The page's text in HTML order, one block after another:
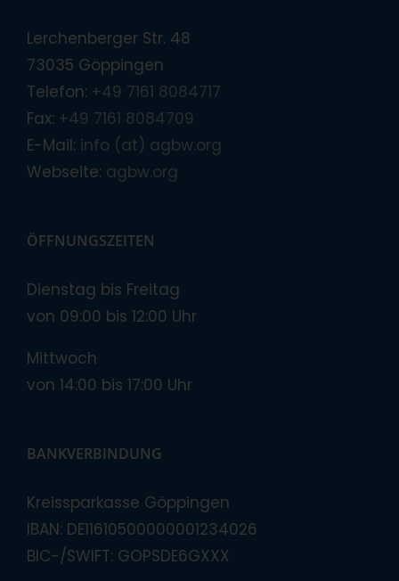
Lerchenberger Str. 48
73035 Göppingen
Telefon: +49 7161 8084717
Fax: +49 7161 8084709
E-Mail: info (at) agbw.org
Webseite: agbw.org
ÖFFNUNGSZEITEN
Dienstag bis Freitag
von 09:00 bis 12:00 Uhr
Mittwoch
von 14:00 bis 17:00 Uhr
BANKVERBINDUNG
Kreissparkasse Göppingen
IBAN: DE11610500000001234026
BIC-/SWIFT: GOPSDE6GXXX